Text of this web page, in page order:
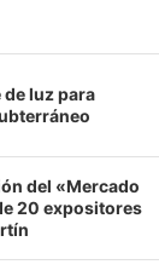
luz para
del «Mercado
20 expositores